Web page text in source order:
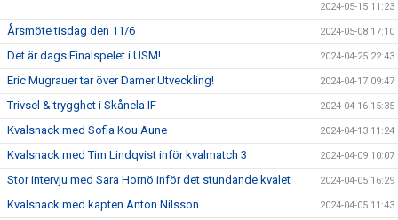
2024-05-15 11:23
Årsmöte tisdag den 11/6 2024-05-08 17:10
Det är dags Finalspelet i USM! 2024-04-25 22:43
Eric Mugrauer tar över Damer Utveckling! 2024-04-17 09:47
Trivsel & trygghet i Skånela IF 2024-04-16 15:35
Kvalsnack med Sofia Kou Aune 2024-04-13 11:24
Kvalsnack med Tim Lindqvist inför kvalmatch 3 2024-04-09 10:07
Stor intervju med Sara Hornö inför det stundande kvalet 2024-04-05 16:29
Kvalsnack med kapten Anton Nilsson 2024-04-05 11:43